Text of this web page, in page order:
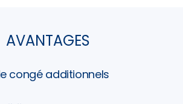
AVANTAGES
congé additionnels